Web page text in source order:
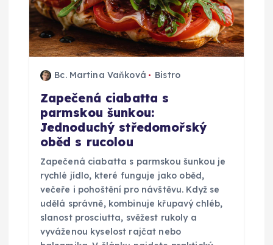
Bc. Martina Vaňková Bistro
Zapečená ciabatta s
parmskou šunkou:
Jednoduchý středomořský
oběd s rucolou
Zapečená ciabatta s parmskou šunkou je
rychlé jídlo, které funguje jako oběd,
večeře i pohoštění pro návštěvu. Když se
udělá správně, kombinuje křupavý chléb,
slanost prosciutta, svěžest rukoly a
vyváženou kyselost rajčat nebo